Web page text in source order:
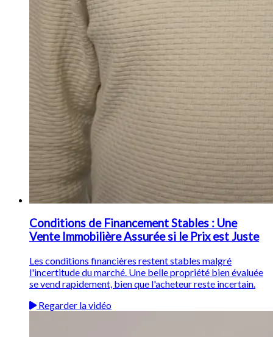
Conditions de Financement Stables : Une
Vente Immobilière Assurée si le Prix est Juste
Les conditions financières restent stables malgré
l'incertitude du marché. Une belle propriété bien évaluée
se vend rapidement, bien que l'acheteur reste incertain.
Regarder la vidéo